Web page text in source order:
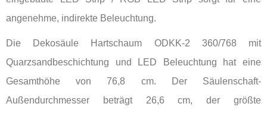
angenehme, indirekte Beleuchtung.
Die Dekosäule Hartschaum ODKK-2 360/768 mit
Quarzsandbeschichtung und LED Beleuchtung hat eine
Gesamthöhe von 76,8 cm. Der Säulenschaft-
Außendurchmesser beträgt 26,6 cm, der größte